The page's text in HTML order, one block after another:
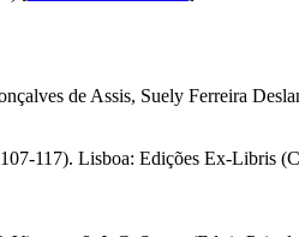
de Assis, Suely Ferreira
117). Lisboa: Edições Ex-Libris